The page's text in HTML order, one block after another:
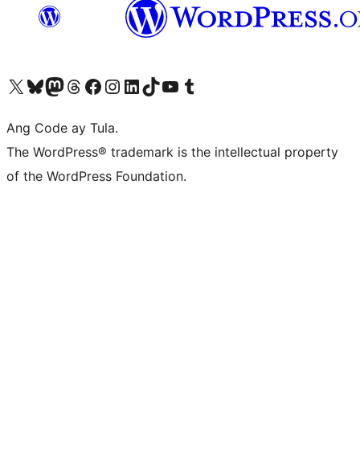
Visit our X (formerly Twitter) account
Bisitahin ang aming Bluesky account
Visit our Mastodon account
Bisitahin ang aming Threads account
Visit our Facebook page
Visit our Instagram account
Visit our LinkedIn account
Bisitahin ang aming TikTok account
Visit our YouTube channel
Bisitahin ang aming Tumblr account
Ang Code ay Tula.
The WordPress® trademark is the intellectual property
of the WordPress Foundation.